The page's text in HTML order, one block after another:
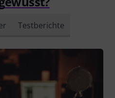
Testberichte